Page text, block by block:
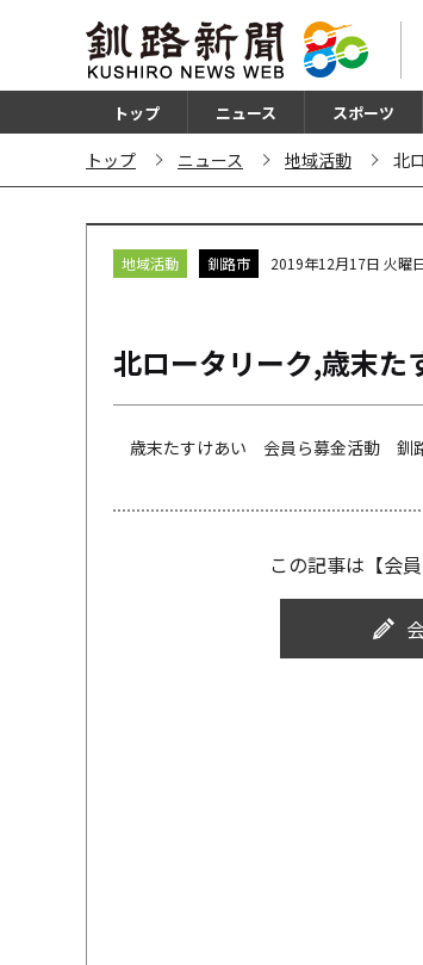
トップ ニュース スポーツ
トップ ニュース 地域活動 北
地域活動 釧路市 2019年12月17日 火曜
北ロータリーク,歳末た
歳末たすけあい 会員ら募金活動 釧
この記事は【会